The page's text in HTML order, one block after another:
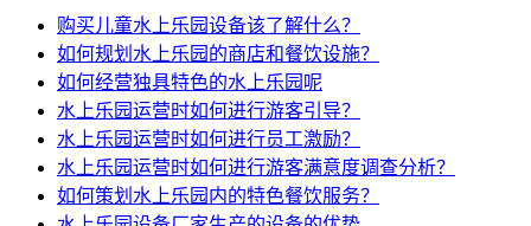
购买儿童水上乐园设备该了解什么？
如何规划水上乐园的商店和餐饮设施？
如何经营独具特色的水上乐园呢
水上乐园运营时如何进行游客引导？
水上乐园运营时如何进行员工激励？
水上乐园运营时如何进行游客满意度调查分析？
如何策划水上乐园内的特色餐饮服务？